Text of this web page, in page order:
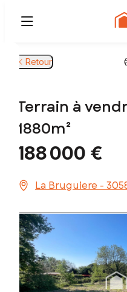
Retour
Terrain à
1880m²
188 000 €
La Bruguiere -